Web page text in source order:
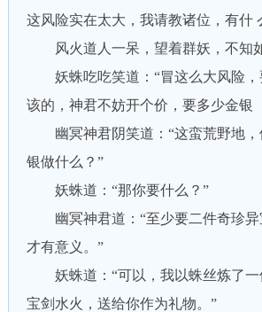
这风险实在太大，我请教诸位，有什
风火道人一呆，望着群妖，不知如
妖蛛吃吃笑道：“冒这么大风险，
该的，神君不妨开个价，要多少金银
幽冥神君阴笑道：“这蛮荒野地，
银做什么？”
妖蛛道：“那你要什么？”
幽冥神君道：“至少要二件奇珍异
才有意义。”
妖蛛道：“可以，我以蛛丝炼了一
宝剑水火，送给你作为礼物。”